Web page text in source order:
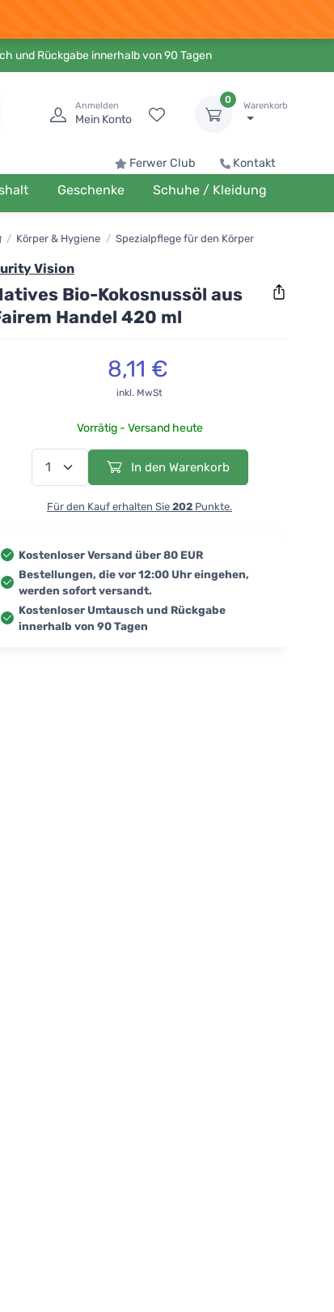
und Rückgabe innerhalb von 90 Tagen
Anmelden
Mein Konto
0
Warenkorb
Ferwer Club Kontakt
Geschenke Schuhe / Kleidung
/ Körper & Hygiene / Spezialpflege für den Körper
Vision
Bio-Kokosnussöl aus
Handel 420 ml
8,11 €
inkl. MwSt
Vorrätig - Versand heute
In den Warenkorb
Für den Kauf erhalten Sie 202 Punkte.
Kostenloser Versand über 80 EUR
Bestellungen, die vor 12:00 Uhr eingehen,
werden sofort versandt.
Kostenloser Umtausch und Rückgabe
innerhalb von 90 Tagen